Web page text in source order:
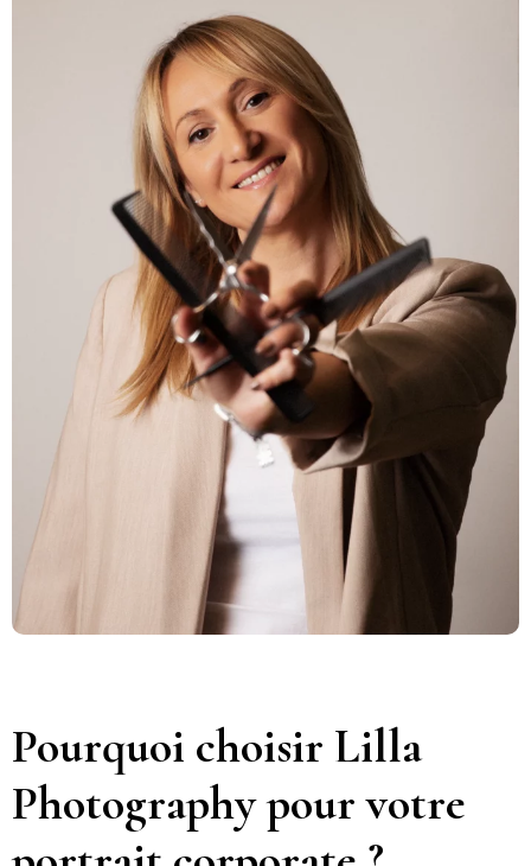
Pourquoi choisir Lilla
Photography pour votre